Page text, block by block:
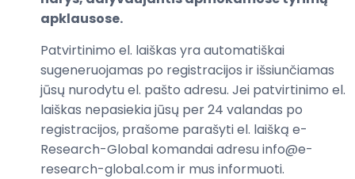
apklausose.
Patvirtinimo el. laiškas yra automatiškai
sugeneruojamas po registracijos ir išsiunčiamas
jūsų nurodytu el. pašto adresu. Jei patvirtinimo el.
laiškas nepasiekia jūsų per 24 valandas po
registracijos, prašome parašyti el. laišką e-
Research-Global komandai adresu info@e-
research-global.com ir mus informuoti.